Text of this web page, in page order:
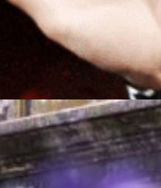
cuánto cuesta la
desarrollan una